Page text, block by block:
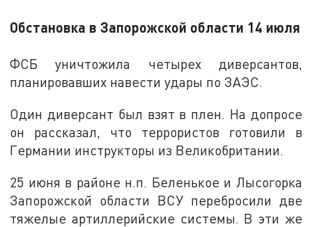
Обстановка в Запорожской области 14 июля
ФСБ уничтожила четырех диверсантов,
планировавших навести удары по ЗАЭС.
Один диверсант был взят в плен. На допросе
он рассказал, что террористов готовили в
Германии инструкторы из Великобритании.
25 июня в районе н.п. Беленькое и Лысогорка
Запорожской области ВСУ перебросили две
тяжелые артиллерийские системы. В эти же